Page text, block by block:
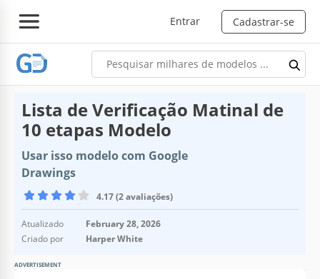
Entrar Cadastrar-se
Lista de Verificação Matinal de
10 etapas Modelo
Usar isso modelo com Google
Drawings
4.17 (2 avaliações)
Atualizado
February 28, 2026
Criado por
Harper White
ADVERTISEMENT